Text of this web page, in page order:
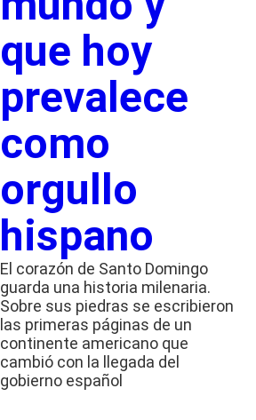
que hoy
prevalece
como
orgullo
hispano
El corazón de Santo Domingo
guarda una historia milenaria.
Sobre sus piedras se escribieron
las primeras páginas de un
continente americano que
cambió con la llegada del
gobierno español